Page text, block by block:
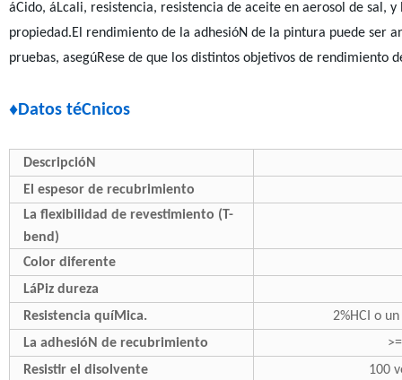
áCido, áLcali, resistencia, resistencia de aceite en aerosol de sal,
propiedad.El rendimiento de la adhesióN de la pintura puede ser
pruebas, asegúRese de que los distintos objetivos de rendimiento
♦Datos téCnicos
DescripcióN
El espesor de recubrimiento
La flexibilidad de revestimiento (T-
bend)
Color diferente
LáPiz dureza
Resistencia quíMica.
2%HCI o
La adhesióN de recubrimiento
Resistir el disolvente
100